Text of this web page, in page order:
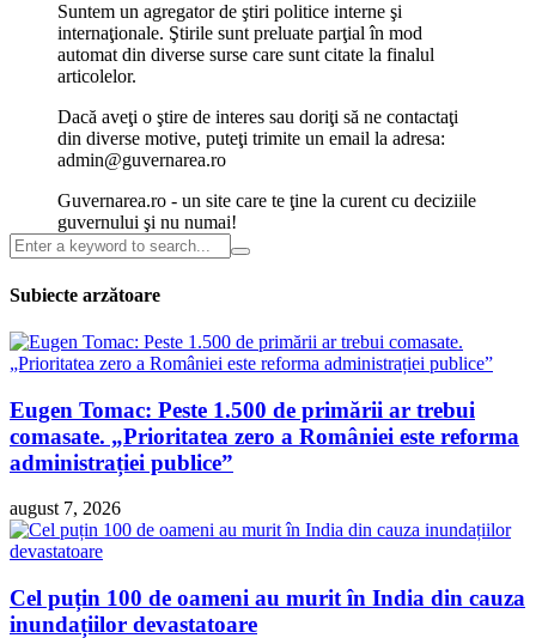
Suntem un agregator de ştiri politice interne şi
internaţionale. Ştirile sunt preluate parţial în mod
automat din diverse surse care sunt citate la finalul
articolelor.
Dacă aveţi o ştire de interes sau doriţi să ne contactaţi
din diverse motive, puteţi trimite un email la adresa:
admin@guvernarea.ro
Guvernarea.ro - un site care te ţine la curent cu deciziile
guvernului şi nu numai!
Subiecte arzătoare
Eugen Tomac: Peste 1.500 de primării ar trebui
comasate. „Prioritatea zero a României este reforma
administrației publice”
august 7, 2026
Cel puțin 100 de oameni au murit în India din cauza
inundațiilor devastatoare